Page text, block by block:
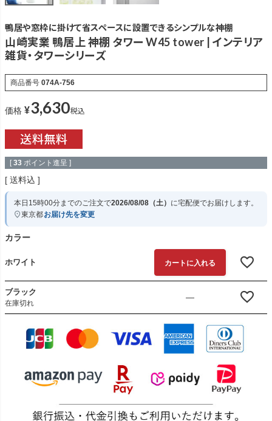
鴨居や窓枠に掛けて省スペースに設置できるシンプルな神棚
山崎実業 鴨居上 神棚 タワー W45 tower | インテリア
雑貨・タワーシリーズ
商品番号 074A-756
価格 ¥3,630税込
[ 33 ポイント進呈 ]
送料込
本日 15時00分までのご注文で2026/08/08（土） に宅配便でお届けします。
東京都お届け先を変更
カラー
ホワイト カートに入れる
ブラック
在庫切れ
—